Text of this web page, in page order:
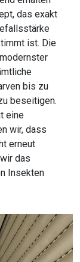
das exakt
ist. Die
bis zu
beseitigen.
eine
wir, dass
erneut
das
Insekten